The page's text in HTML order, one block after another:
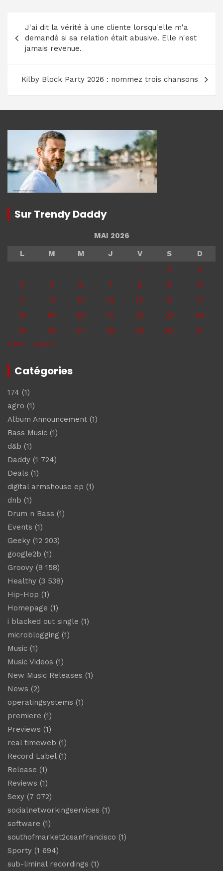
Navigation
de
l’article
J'ai dit la vérité à une cliente lorsqu'elle m'a
demandé si sa relation était abusive. Elle n'est
jamais revenue.
Kilby Block Party 2026 : nommez trois chansons
Sur Trendy Daddy
MAI 2026
L
M M J V S
D
1
2
3
4
5 6 7 8 9
10
11
12 13 14 15 16
17
18
19 20 21 22 23
24
25
26 27 28 29 30
31
« Avr
Juin »
Catégories
174 (1)
agro (1)
Album Announcement (1)
Bass Music (1)
d&b (1)
Daddy (1 724)
Deals (1)
digital armshouse ep (1)
dnb (1)
Drum n Bass (1)
Events (1)
Geeky (12 203)
google2b (1)
Groovy (9 158)
Healthy (3 538)
Hip-Hop (1)
Homepage (1)
i blacked out single (1)
microblogging (1)
Music (1)
Music Videos (1)
New Music Releases (1)
News (2)
operatingsystems (1)
premiere (1)
Previews (1)
real timeweb (1)
Record Label(1)
Release (1)
Reviews (1)
Sexy (7 072)
socialnetworkingservices (1)
software (1)
southofmarket2csanfrancisco (1)
Sporty (1 694)
sub-liminal recordings (1)